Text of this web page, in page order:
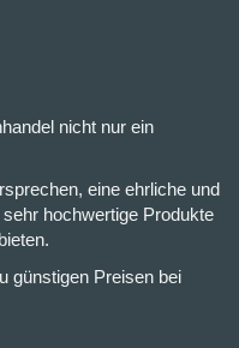
nicht nur ein
eine ehrliche und
hochwertige Produkte
günstigen Preisen bei